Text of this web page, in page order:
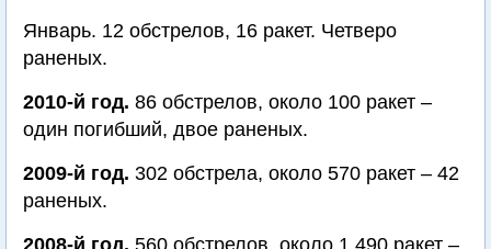
Январь. 12 обстрелов, 16 ракет. Четверо
раненых.
2010-й год. 86 обстрелов, около 100 ракет –
один погибший, двое раненых.
2009-й год. 302 обстрела, около 570 ракет – 42
раненых.
2008-й год. 560 обстрелов, около 1.490 ракет –